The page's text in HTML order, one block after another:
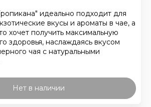
идеально подходит для
вкусы и ароматы в чае, а
хочет получить максимальную
здоровья, наслаждаясь вкусом
чая с натуральными
Нет в наличии